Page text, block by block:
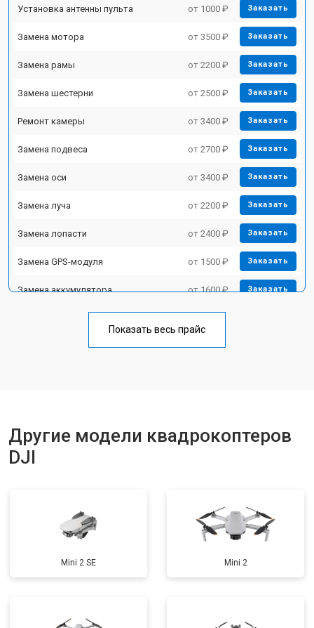
Установка антенны пульта от 1000 ₽ Заказать
Замена мотора от 3500 ₽ Заказать
Замена рамы от 2200 ₽ Заказать
Замена шестерни от 2500 ₽ Заказать
Ремонт камеры от 3400 ₽ Заказать
Замена подвеса от 2700 ₽ Заказать
Замена оси от 3400 ₽ Заказать
Замена луча от 2200 ₽ Заказать
Замена лопасти от 2400 ₽ Заказать
Замена GPS-модуля от 1500 ₽ Заказать
Замена аккумулятора от 1600 ₽ Заказать
от 1800 ₽
Показать весь прайс
Другие модели квадрокоптеров
DJI
Mini 2 SE Mini 2